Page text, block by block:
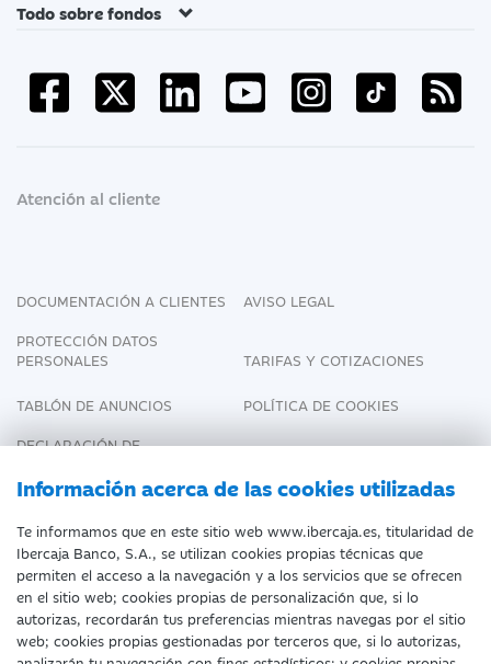
Información acerca de las cookies utilizadas
Te informamos que en este sitio web www.ibercaja.es, titularidad de
Ibercaja Banco, S.A., se utilizan cookies propias técnicas que
permiten el acceso a la navegación y a los servicios que se ofrecen
en el sitio web; cookies propias de personalización que, si lo
autorizas, recordarán tus preferencias mientras navegas por el sitio
web; cookies propias gestionadas por terceros que, si lo autorizas,
Todo sobre fondos
Atención al cliente
DOCUMENTACIÓN A CLIENTES
AVISO LEGAL
PROTECCIÓN DATOS
PERSONALES
TARIFAS Y COTIZACIONES
TABLÓN DE ANUNCIOS
POLÍTICA DE COOKIES
DECLARACIÓN DE
Fecha de Edición: 09/08/2026
©Ibercaja Banco, S.A. - IBERCAJA - NIF. A-
99319030 R.M. de Zaragoza (T.3865. F.1.